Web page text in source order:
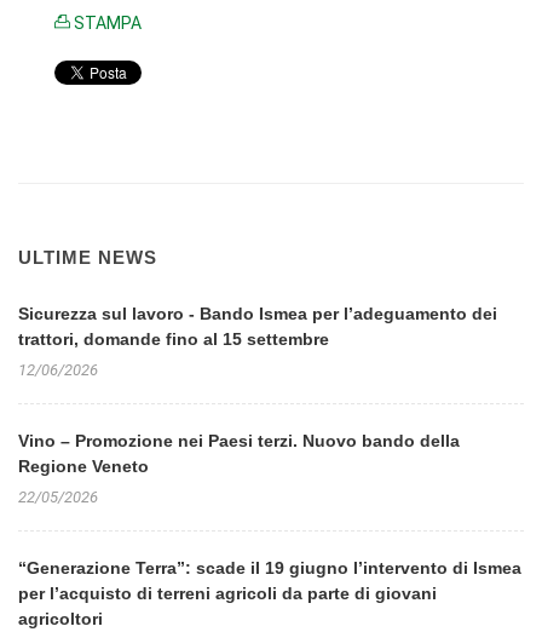
STAMPA
ULTIME NEWS
Sicurezza sul lavoro - Bando Ismea per l’adeguamento dei
trattori, domande fino al 15 settembre
12/06/2026
Vino – Promozione nei Paesi terzi. Nuovo bando della
Regione Veneto
22/05/2026
“Generazione Terra”: scade il 19 giugno l’intervento di Ismea
per l’acquisto di terreni agricoli da parte di giovani
agricoltori